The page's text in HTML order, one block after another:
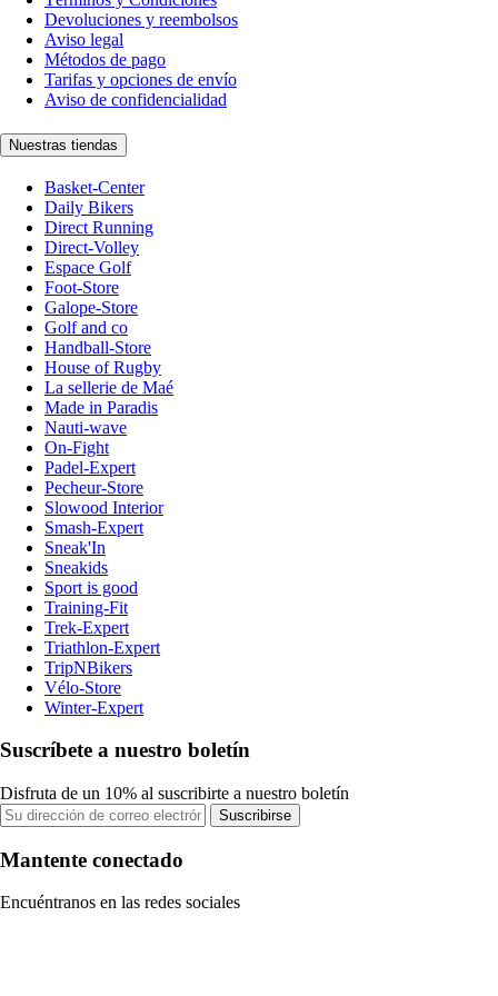
Devoluciones y reembolsos
Aviso legal
Métodos de pago
Tarifas y opciones de envío
Aviso de confidencialidad
Nuestras tiendas
Basket-Center
Daily Bikers
Direct Running
Direct-Volley
Espace Golf
Foot-Store
Galope-Store
Golf and co
Handball-Store
House of Rugby
La sellerie de Maé
Made in Paradis
Nauti-wave
On-Fight
Padel-Expert
Pecheur-Store
Slowood Interior
Smash-Expert
Sneak'In
Sneakids
Sport is good
Training-Fit
Trek-Expert
Triathlon-Expert
TripNBikers
Vélo-Store
Winter-Expert
Suscríbete a nuestro boletín
Disfruta de un 10% al suscribirte a nuestro boletín
Suscribirse
Mantente conectado
Encuéntranos en las redes sociales